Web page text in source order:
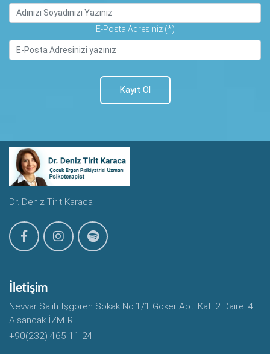
E-Posta Adresiniz (*)
Kayıt Ol
Dr. Deniz Tirit Karaca
İletişim
Nevvar Salih İşgören Sokak No:1/1 Göker Apt. Kat: 2 Daire: 4
Alsancak İZMİR
+90(232) 465 11 24